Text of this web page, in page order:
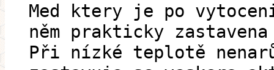
Med ktery je po
něm prakticky
Při nízké teplotě